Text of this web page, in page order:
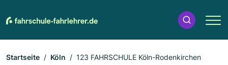
Startseite Köln 123 FAHRSCHULE Köln-Rodenkirchen